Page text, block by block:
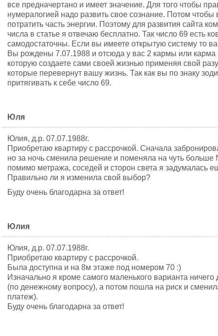
все предначертано и имеет значение. Для того чтобы
нумералогией надо развить свое сознание. Потом чтобы
потратить часть энергии. Поэтому для развития сайта
числа в статье я отвечаю бесплатно. Так число 69 есть
самодостаточны. Если вы имеете открытую систему то
Вы рождены 7.07.1988 и отсюда у вас 2 кармы или карма
которую создаете сами своей жизнью применяя свой
которые перевернут вашу жизнь. Так как вы по знаку
притягивать к себе число 69.
Юля
Юлия, д.р. 07.07.1988г.
Приобретаю квартиру с рассрочкой. Сначала
но за ночь сменила решение и поменяла на чуть
помимо метража, соседей и сторон света я задумалась
Правильно ли я изменила свой выбор?
Буду очень благодарна за ответ!
Юлия
Юлия, д.р. 07.07.1988г.
Приобретаю квартиру с рассрочкой.
Была доступна и на 8м этаже под номером 70 :)
Изначально я кроме самого маленького варианта
(по денежному вопросу), а потом пошла на риск и
платеж).
Буду очень благодарна за ответ!